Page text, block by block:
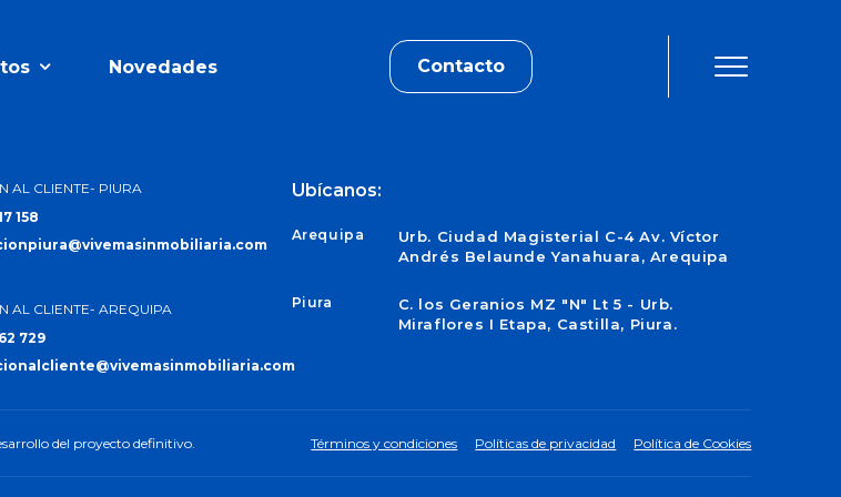
Novedades Contacto
AL CLIENTE- PIURA
158
AL CLIENTE- AREQUIPA
729
Ubícanos:
Arequipa
Urb. Ciudad Magisterial C-4 Av. Víctor
Andrés Belaunde Yanahuara, Arequipa
Piura
C. los Geranios MZ "N" Lt 5 - Urb.
Miraflores I Etapa, Castilla, Piura.
del proyecto definitivo. Términos y condiciones Políticas de privacidad Política de Cookies